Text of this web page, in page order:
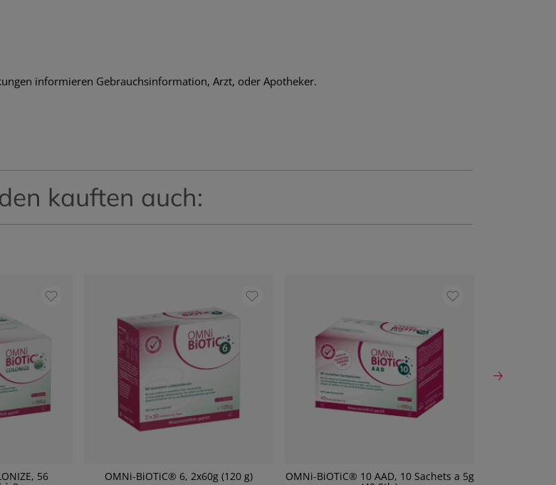
informieren Gebrauchsinformation, Arzt, oder Apotheker.
kauften auch:
56
OMNi-BiOTiC® 6, 2x60g (120 g)
OMNi-BiOTiC® 10 AAD, 10 Sachets a 5g